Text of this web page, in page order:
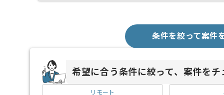
条件を絞って案件
希望に合う条件に絞って、案件をチ
リモート